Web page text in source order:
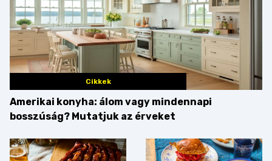
Cikkek
Amerikai konyha: álom vagy mindennapi
bosszúság? Mutatjuk az érveket